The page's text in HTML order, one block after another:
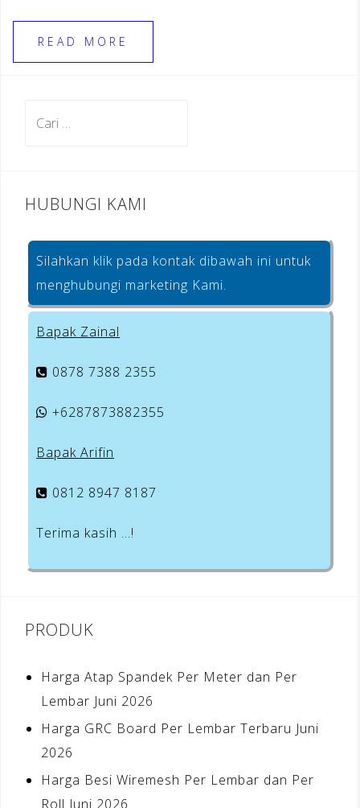
c
e
b
o
e
gr
a
te
e
READ MORE
HUBUNGI KAMI
Silahkan klik pada kontak dibawah ini untuk
menghubungi marketing Kami.
Bapak Zainal
0878 7388 2355
+6287873882355
Bapak Arifin
0812 8947 8187
Terima kasih …!
PRODUK
Harga Atap Spandek Per Meter dan Per
Lembar Juni 2026
Harga GRC Board Per Lembar Terbaru Juni
2026
Harga Besi Wiremesh Per Lembar dan Per
Roll Juni 2026